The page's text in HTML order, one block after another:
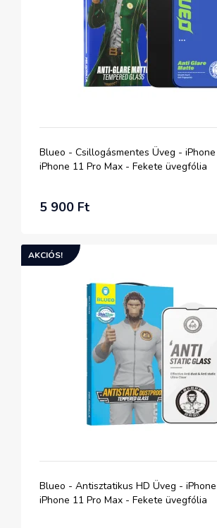
Blueo - Csillogásmentes Üveg -
iPhone 11 Pro Max - Fekete üvegfólia
5 900 Ft
AKCIÓS!
Blueo - Antisztatikus HD Üveg -
iPhone 11 Pro Max - Fekete üvegfólia